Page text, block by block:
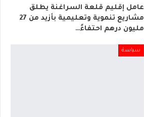
عامل إقليم قلعة السراغنة يطلق
مشاريع تنموية وتعليمية بأزيد من 27
مليون درهم احتفاءً…
سياسة